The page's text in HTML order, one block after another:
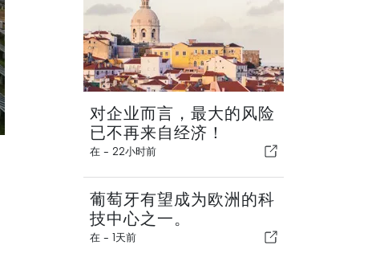
对企业而言，最大的风险
已不再来自经济！
在 - 22小时前
葡萄牙有望成为欧洲的科
技中心之一。
在 - 1天前